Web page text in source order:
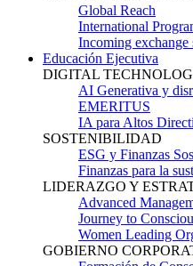
Global Reach
International
Incoming exchange
Educación Ejecutiva
DIGITAL
AI Generativa y
EMERITUS
IA para Altos
SOSTENIBILIDAD
ESG y Finanzas
Finanzas para la
LIDERAZGO Y
Advanced
Journey to
Women Leading
GOBIERNO